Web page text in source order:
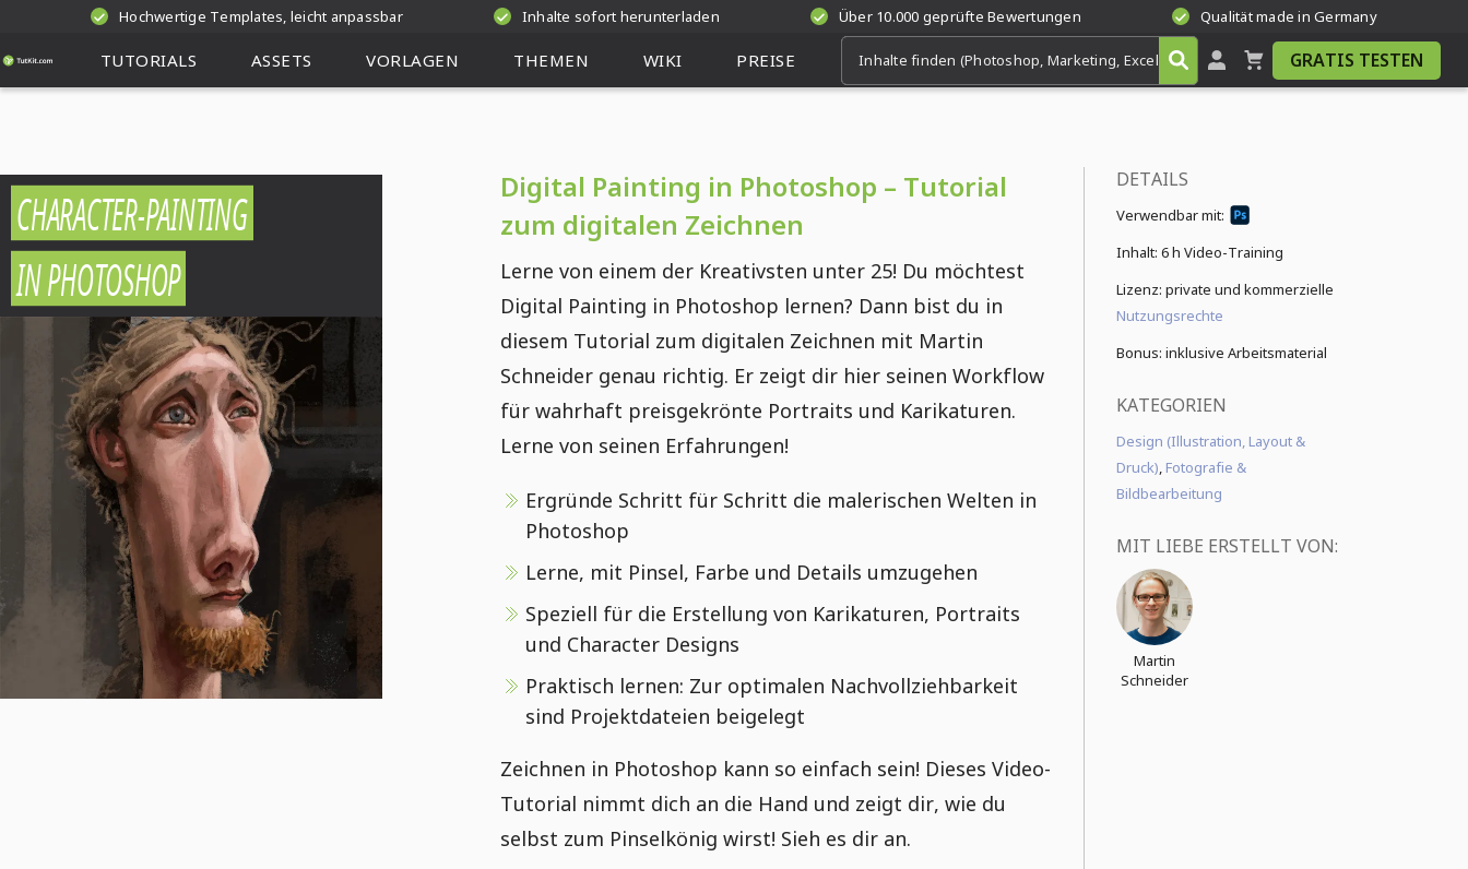
Hochwertige Templates, leicht anpassbar Inhalte sofort herunterladen Über 10.000 geprüfte Bewertungen Qualität made in Germany
TUTORIALS ASSETS VORLAGEN THEMEN WIKI PREISE GRATIS TESTEN
CHARACTER-PAINTING
IN PHOTOSHOP
Digital Painting in Photoshop – Tutorial
zum digitalen Zeichnen
Lerne von einem der Kreativsten unter 25! Du möchtest
Digital Painting in Photoshop lernen? Dann bist du in
diesem Tutorial zum digitalen Zeichnen mit Martin
Schneider genau richtig. Er zeigt dir hier seinen Workflow
für wahrhaft preisgekrönte Portraits und Karikaturen.
Lerne von seinen Erfahrungen!
Ergründe Schritt für Schritt die malerischen Welten in
Photoshop
Lerne, mit Pinsel, Farbe und Details umzugehen
Speziell für die Erstellung von Karikaturen, Portraits
und Character Designs
Praktisch lernen: Zur optimalen Nachvollziehbarkeit
sind Projektdateien beigelegt
Zeichnen in Photoshop kann so einfach sein! Dieses Video-
Tutorial nimmt dich an die Hand und zeigt dir, wie du
selbst zum Pinselkönig wirst! Sieh es dir an.
DETAILS
Verwendbar mit:
Inhalt:6 h Video-Training
Lizenz: private und kommerzielle
Nutzungsrechte
Bonus: inklusive Arbeitsmaterial
KATEGORIEN
Design (Illustration, Layout &
Druck), Fotografie &
Bildbearbeitung
MIT LIEBE ERSTELLT VON:
Martin
Schneider